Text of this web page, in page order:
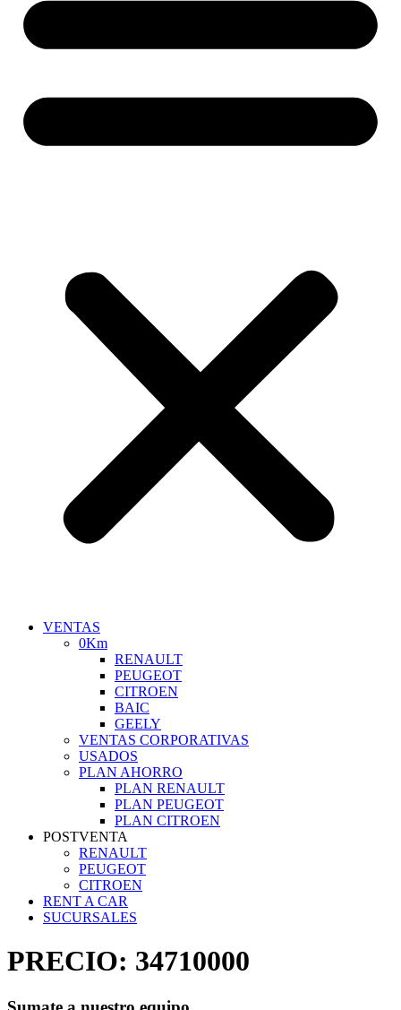
VENTAS
0Km
RENAULT
PEUGEOT
CITROEN
BAIC
GEELY
VENTAS CORPORATIVAS
USADOS
PLAN AHORRO
PLAN RENAULT
PLAN PEUGEOT
PLAN CITROEN
POSTVENTA
RENAULT
PEUGEOT
CITROEN
RENT A CAR
SUCURSALES
PRECIO: 34710000